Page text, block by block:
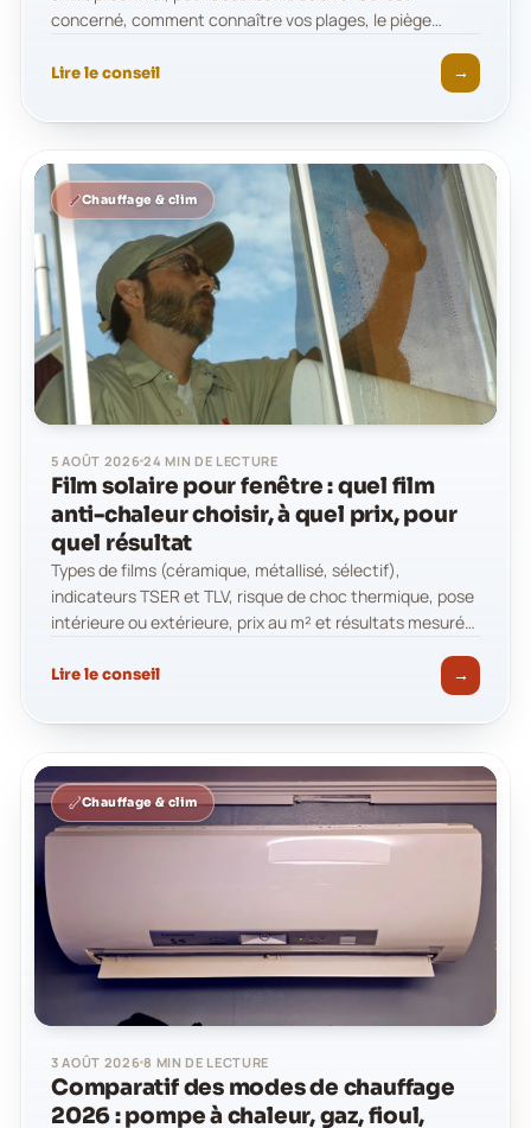
concerné, comment connaître vos plages, le piège…
Lire le conseil →
Chauffage & clim
5 AOÛT 2026 24 MIN DE LECTURE
Film solaire pour fenêtre : quel film
anti-chaleur choisir, à quel prix, pour
quel résultat
Types de films (céramique, métallisé, sélectif),
indicateurs TSER et TLV, risque de choc thermique, pose
intérieure ou extérieure, prix au m² et résultats mesurés
Lire le conseil →
Chauffage & clim
3 AOÛT 2026 8 MIN DE LECTURE
Comparatif des modes de chauffage
2026 : pompe à chaleur, gaz, fioul,